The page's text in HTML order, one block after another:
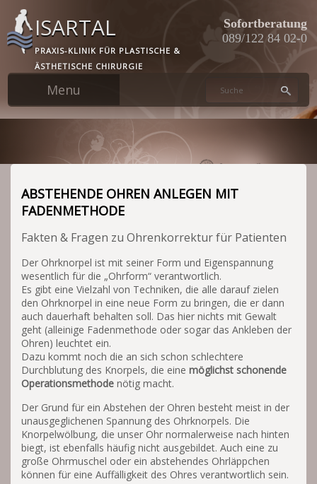
Skip
main
content
ISARTAL
PRAXIS-KLINIK FÜR PLASTISCHE &
ÄSTHETISCHE CHIRURGIE
Sofortberatung
089/122 84 02-0
ABSTEHENDE OHREN ANLEGEN MIT
FADENMETHODE
Fakten & Fragen zu Ohrenkorrektur für Patienten
Der Ohrknorpel ist mit seiner Form und Eigenspannung
wesentlich für die „Ohrform“ verantwortlich.
Es gibt eine Vielzahl von Techniken, die alle darauf zielen
den Ohrknorpel in eine neue Form zu bringen, die er dann
auch dauerhaft behalten soll. Das hier nichts mit Gewalt
geht (alleinige Fadenmethode oder sogar das Ankleben der
Ohren) leuchtet ein.
Dazu kommt noch die an sich schon schlechtere
Durchblutung des Knorpels, die eine möglichst schonende
Operationsmethode nötig macht.
Der Grund für ein Abstehen der Ohren besteht meist in der
unausgeglichenen Spannung des Ohrknorpels. Die
Knorpelwölbung, die unser Ohr normalerweise nach hinten
biegt, ist ebenfalls häufig nicht ausgebildet. Auch eine zu
große Ohrmuschel oder ein abstehendes Ohrläppchen
können für eine Auffälligkeit des Ohres verantwortlich sein.